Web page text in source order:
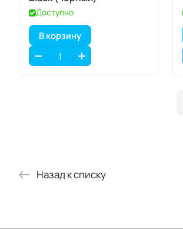
Доступно
В корзину
Назад к списку